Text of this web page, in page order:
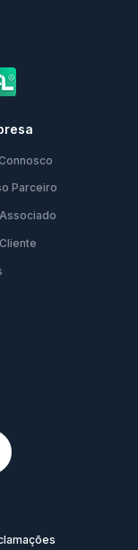
Parceiro